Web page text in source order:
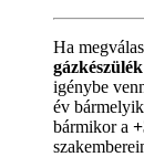
Ha
igénybe
év
bármikor a